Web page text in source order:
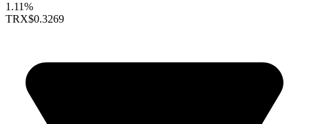
1.11%
TRX$0.3269